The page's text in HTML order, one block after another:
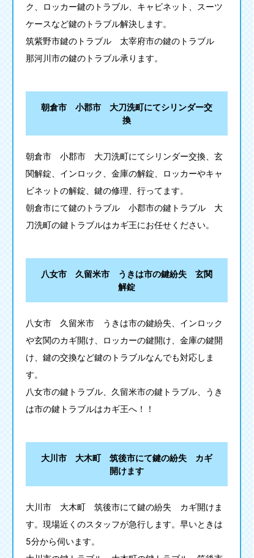
ク、ロッカー鍵のトラブル、キャビネット、スーツ
ケースなど鍵のトラブル解決します。
筑紫野市鍵のトラブル 太宰府市の鍵のトラブル
那河川市の鍵のトラブル承ります。
朝倉市 小郡市 大刀洗町にてシリンダー交
換
朝倉市 小郡市 大刀洗町にてシリンダー交換、玄
関解錠、インロック、金庫の解錠、ロッカーやキャ
ビネットの解錠、鍵の修理、行ってます。
朝倉市にて鍵のトラブル 小郡市の鍵トラブル 大
刀洗町の鍵トラブルはカギ王にお任せください。
八女市 久留米市 うきは市の鍵紛失 玄関
解錠
八女市 久留米市 うきは市の鍵紛失、インロック
や玄関のカギ開け、ロッカーの鍵開け、金庫の鍵開
け、鍵の交換など鍵のトラブルなんでも対応しま
す。
八女市の鍵トラブル、久留米市の鍵トラブル、うき
は市の鍵トラブルはカギ王へ！！
大川市 大木町 筑後市にて鍵の紛失 カギ
開けます
大川市 大木町 筑後市にて鍵の紛失 カギ開けま
す。現場近くのスタッフが急行します。早いときは
5分から伺います。